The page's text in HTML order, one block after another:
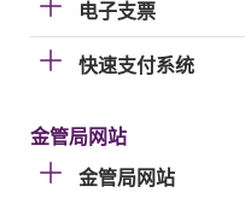
电子支票
快速支付系统
金管局网站
金管局网站